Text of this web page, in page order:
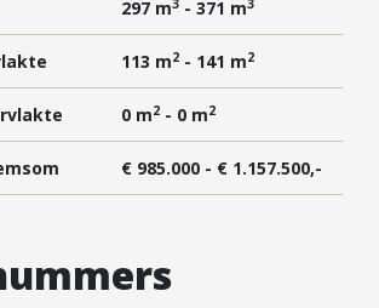
297 m - 371 m
113 m2 - 141 m2
0 m2 - 0 m2
€ 985.000 - € 1.157.500,-